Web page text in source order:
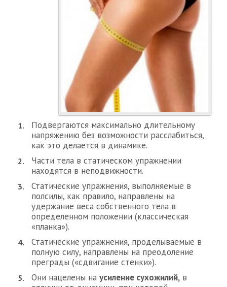
Подвергаются максимально длительному
напряжению без возможности расслабиться,
как это делается в динамике.
Части тела в статическом упражнении
находятся в неподвижности.
Статические упражнения, выполняемые в
полсилы, как правило, направлены на
удержание веса собственного тела в
определенном положении (классическая
«планка»).
Статические упражнения, проделываемые в
полную силу, направлены на преодоление
преграды («сдвигание стенки»).
Они нацелены на усиление сухожилий, в